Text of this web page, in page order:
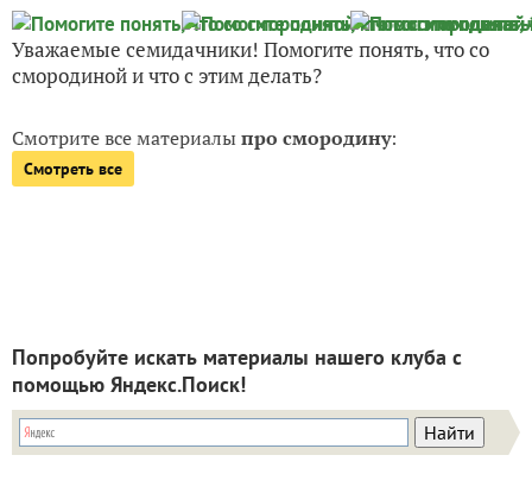
Уважаемые семидачники! Помогите понять, что со
смородиной и что с этим делать?
Смотрите все материалыпро смородину:
Смотреть все
Попробуйте искать материалы нашего клуба с
помощью Яндекс.Поиск!